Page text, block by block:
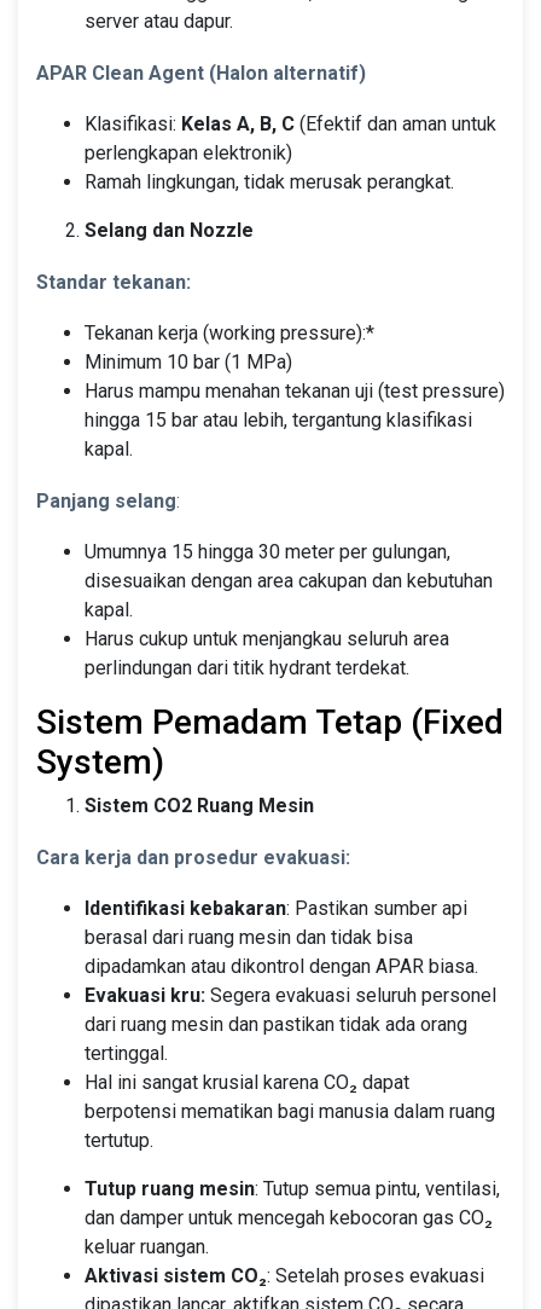
server atau dapur.
APAR Clean Agent (Halon alternatif)
Klasifikasi: Kelas A, B, C (Efektif dan aman untuk
perlengkapan elektronik)
Ramah lingkungan, tidak merusak perangkat.
Selang dan Nozzle
Standar tekanan:
Tekanan kerja (working pressure):*
Minimum 10 bar (1 MPa)
Harus mampu menahan tekanan uji (test pressure)
hingga 15 bar atau lebih, tergantung klasifikasi
kapal.
Panjang selang:
Umumnya 15 hingga 30 meter per gulungan,
disesuaikan dengan area cakupan dan kebutuhan
kapal.
Harus cukup untuk menjangkau seluruh area
perlindungan dari titik hydrant terdekat.
Sistem Pemadam Tetap (Fixed
System)
Sistem CO2 Ruang Mesin
Cara kerja dan prosedur evakuasi:
Identifikasi kebakaran: Pastikan sumber api
berasal dari ruang mesin dan tidak bisa
dipadamkan atau dikontrol dengan APAR biasa.
Evakuasi kru: Segera evakuasi seluruh personel
dari ruang mesin dan pastikan tidak ada orang
tertinggal.
Hal ini sangat krusial karena CO₂ dapat
berpotensi mematikan bagi manusia dalam ruang
tertutup.
Tutup ruang mesin: Tutup semua pintu, ventilasi,
dan damper untuk mencegah kebocoran gas CO₂
keluar ruangan.
Aktivasi sistem CO₂: Setelah proses evakuasi